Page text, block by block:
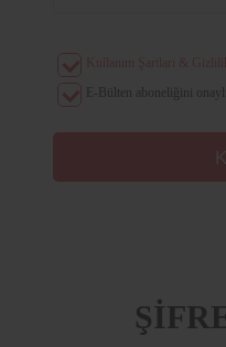
E-Bülten aboneliğini